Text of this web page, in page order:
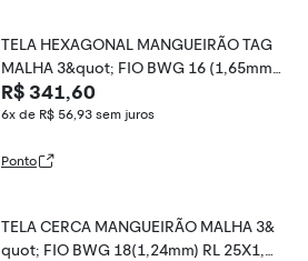
TELA HEXAGONAL MANGUEIRÃO TAG
MALHA 3&quot; FIO BWG 16 (1,65mm)
RL 50X0,6m
R$ 341,60
6x de R$ 56,93 sem juros
Ponto
TELA CERCA MANGUEIRÃO MALHA 3&
quot; FIO BWG 18(1,24mm) RL 25X1,2